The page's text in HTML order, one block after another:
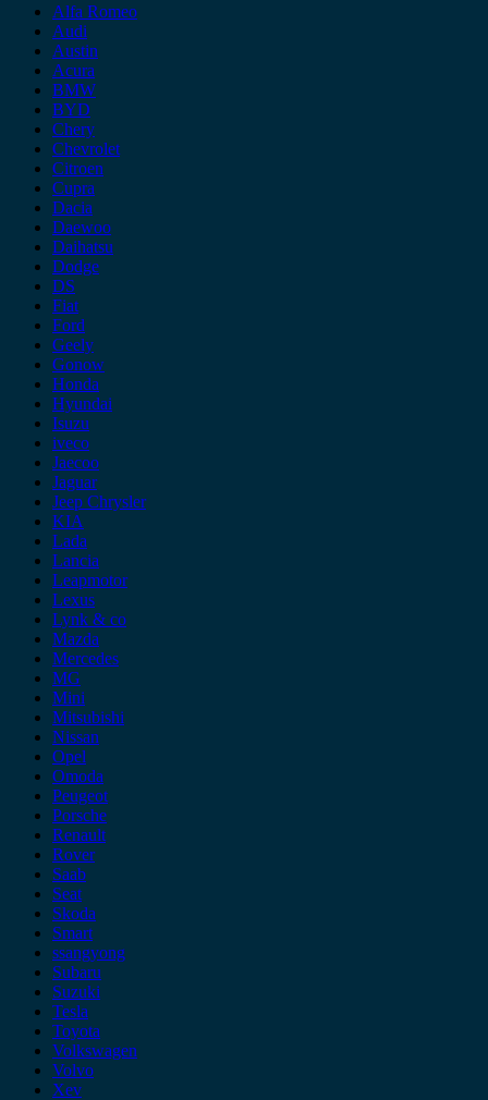
Alfa Romeo
Audi
Austin
Acura
BMW
BYD
Chery
Chevrolet
Citroen
Cupra
Dacia
Daewoo
Daihatsu
Dodge
DS
Fiat
Ford
Geely
Gonow
Honda
Hyundai
Isuzu
iveco
Jaecoo
Jaguar
Jeep Chrysler
KIA
Lada
Lancia
Leapmotor
Lexus
Lynk & co
Mazda
Mercedes
MG
Mini
Mitsubishi
Nissan
Opel
Omoda
Peugeot
Porsche
Renault
Rover
Saab
Seat
Skoda
Smart
ssangyong
Subaru
Suzuki
Tesla
Toyota
Volkswagen
Volvo
Xev